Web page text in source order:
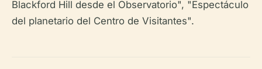
Blackford Hill desde el Observatorio", "Espectáculo
del planetario del Centro de Visitantes".